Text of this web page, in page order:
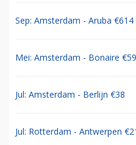
Sep: Amsterdam - Aruba €614
Mei: Amsterdam - Bonaire
Jul: Amsterdam - Berlijn €38
Jul: Rotterdam - Antwerpen